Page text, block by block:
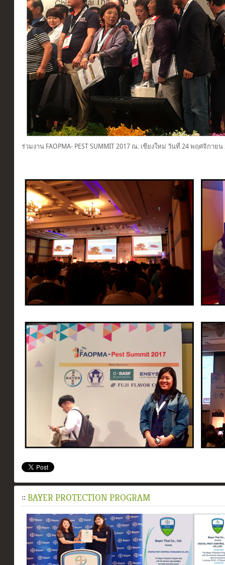
ร่วมงาน FAOPMA- PEST SUMMIT 2017 ณ. เชียงใหม่ วันที่ 24 พฤศจิกายน
:: BAYER PROTECTION PROGRAM